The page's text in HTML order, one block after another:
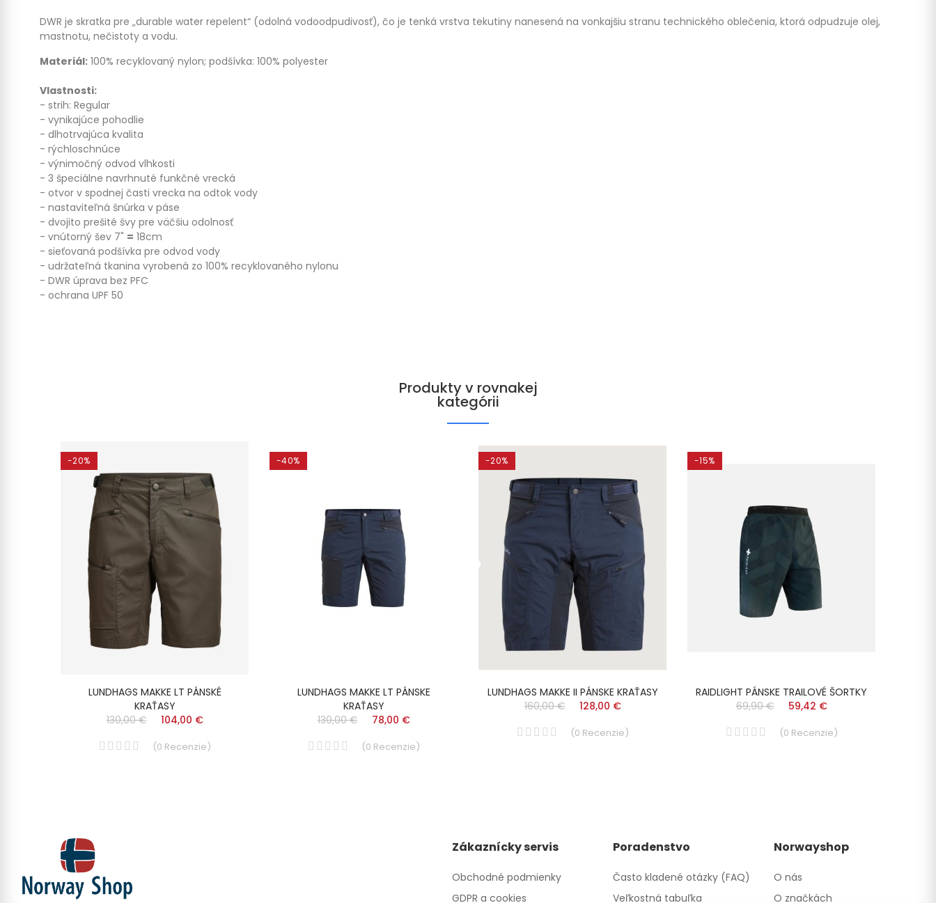
DWR je skratka pre „durable water repelent“ (odolná vodoodpudivosť), čo je tenká vrstva tekutiny nanesená na vonkajšiu stranu technického oblečenia, ktorá odpudzuje olej,
mastnotu, nečistoty a vodu.
Materiál: 100% recyklovaný nylon; podšívka: 100% polyester
Vlastnosti:
- strih: Regular
- vynikajúce pohodlie
- dlhotrvajúca kvalita
- rýchloschnúce
- výnimočný odvod vlhkosti
- 3 špeciálne navrhnuté funkčné vrecká
- otvor v spodnej časti vrecka na odtok vody
- nastaviteľná šnúrka v páse
- dvojito prešité švy pre väčšiu odolnosť
- vnútorný šev 7" = 18cm
- sieťovaná podšívka pre odvod vody
- udržateľná tkanina vyrobená zo 100% recyklovaného nylonu
- DWR úprava bez PFC
- ochrana UPF 50
Produkty v rovnakej
kategórii
-20%
LUNDHAGS MAKKE LT PÁNSKÉ
KRAŤASY
130,00 €
104,00 €
(0 Recenzie)
-40%
LUNDHAGS MAKKE LT PÁNSKE
KRAŤASY
130,00 €
78,00 €
(0 Recenzie)
-20%
LUNDHAGS MAKKE II PÁNSKE KRAŤASY
160,00 €
128,00 €
(0 Recenzie)
-15%
RAIDLIGHT PÁNSKE TRAILOVÉ ŠORTKY
69,90 €
59,42 €
(0 Recenzie)
Zákaznícky servis
Obchodné podmienky
GDPR a cookies
Poradenstvo
Často kladené otázky (FAQ)
Veľkostná tabuľka
Norwayshop
O nás
O značkách